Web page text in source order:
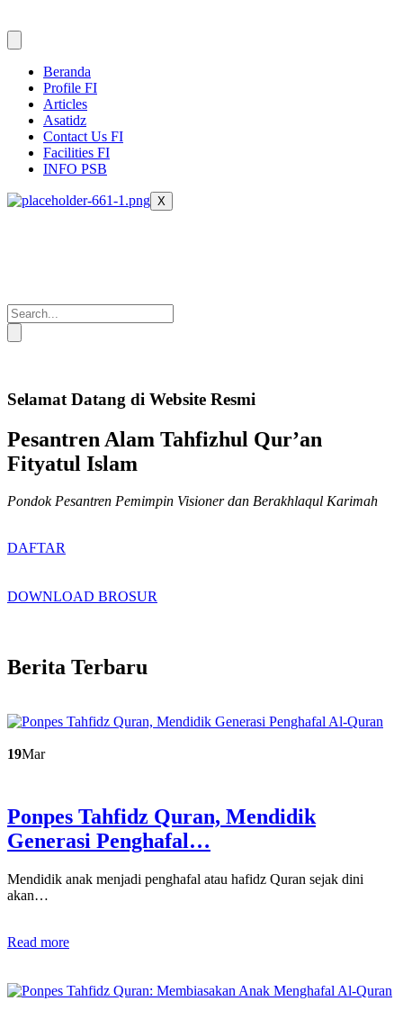
Beranda
Profile FI
Articles
Asatidz
Contact Us FI
Facilities FI
INFO PSB
X
Selamat Datang di Website Resmi
Pesantren Alam Tahfizhul Qur’an
Fityatul Islam
Pondok Pesantren Pemimpin Visioner dan Berakhlaqul Karimah
DAFTAR
DOWNLOAD BROSUR
Berita Terbaru
19Mar
Ponpes Tahfidz Quran, Mendidik
Generasi Penghafal…
Mendidik anak menjadi penghafal atau hafidz Quran sejak dini
akan…
Read more